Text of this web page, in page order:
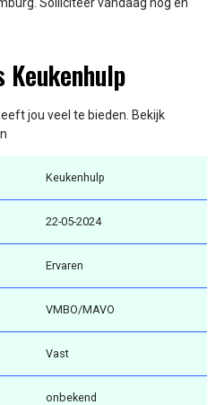
Solliciteer vandaag nog en
Keukenhulp
jou veel te bieden. Bekijk
Keukenhulp
22-05-2024
Ervaren
VMBO/MAVO
Vast
onbekend